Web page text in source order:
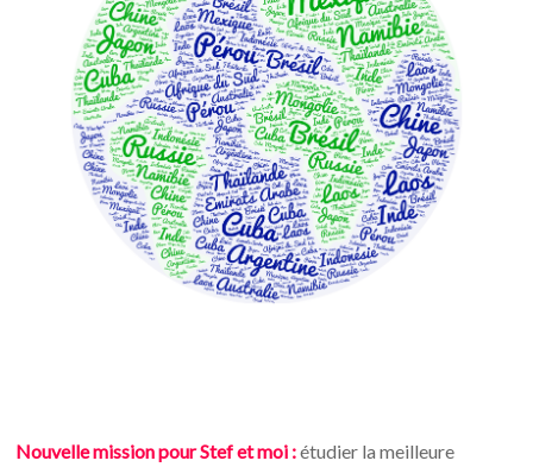
Nouvelle mission pour Stef et moi :étudier la meilleure